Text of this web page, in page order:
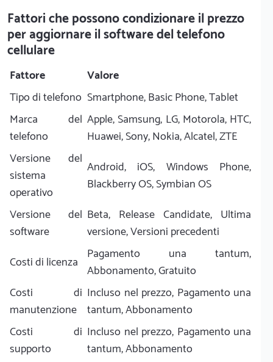
Fattori che possono condizionare il prezzo
per aggiornare il software del telefono
cellulare
Fattore
Valore
Tipo di telefono Smartphone, Basic Phone, Tablet
Marca del
telefono
Apple, Samsung, LG, Motorola, HTC,
Huawei, Sony, Nokia, Alcatel, ZTE
Versione del
sistema
operativo
Android, iOS, Windows Phone,
Blackberry OS, Symbian OS
Versione del
software
Beta, Release Candidate, Ultima
versione, Versioni precedenti
Costi di licenza Pagamento una tantum,
Abbonamento, Gratuito
Costi di
manutenzione
Incluso nel prezzo, Pagamento una
tantum, Abbonamento
Costi di
supporto
Incluso nel prezzo, Pagamento una
tantum, Abbonamento